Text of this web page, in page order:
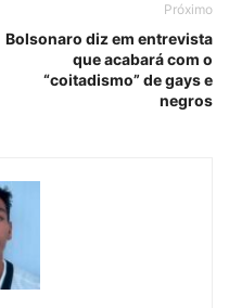
Próximo
Bolsonaro diz em entrevista
que acabará com o
“coitadismo” de gays e
negros